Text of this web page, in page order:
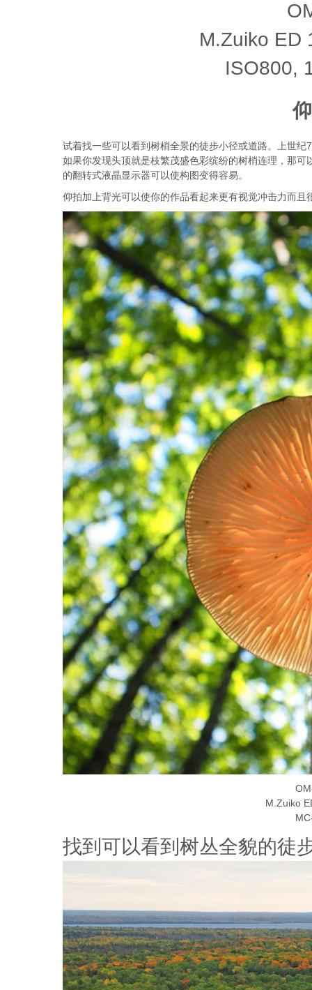
M.Zuiko ED
ISO800,
试着找一些可以看到树梢全景的徒步小径或道路。上世
如果你发现头顶就是枝繁茂盛色彩缤纷的树梢连理，那
的翻转式液晶显示器可以使构图变得容易。
仰拍加上背光可以使你的作品看起来更有视觉冲击力而且
M.Zuiko
找到可以看到树丛全貌的徒